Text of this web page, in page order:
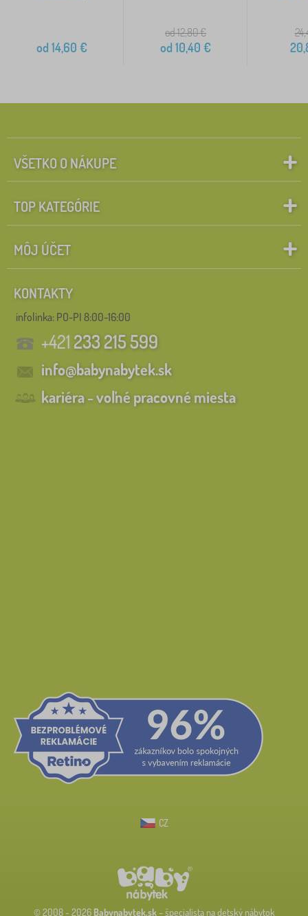
od 14,60 €
od 12,80€
od 10,40 €
VŠETKO O NÁKUPE
TOP KATEGÓRIE
MÔJ ÚČET
KONTAKTY
infolinka: PO-PI 8:00-16:00
+421233 215 599
info@babynabytek.sk
kariéra - voľné pracovné miesta
CZ
© 2008 - 2026 Babynabytek.sk– špecialista na detský nábytok